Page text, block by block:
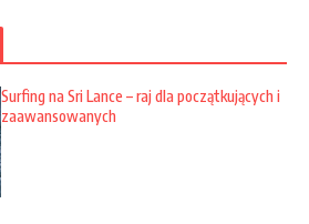
Surfing na Sri Lance – raj dla początkujących i
zaawansowanych